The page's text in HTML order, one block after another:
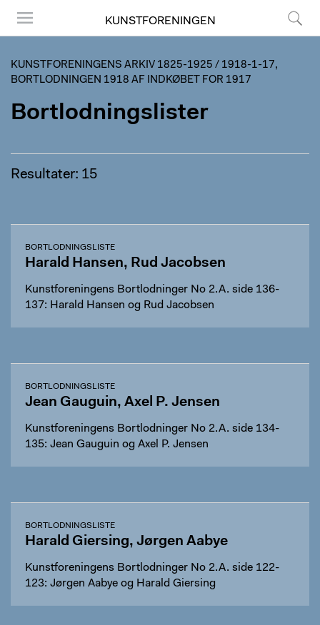
KUNSTFORENINGEN
KUNSTFORENINGENS ARKIV 1825-1925 / 1918-1-17,
BORTLODNINGEN 1918 AF INDKØBET FOR 1917
Bortlodningslister
Resultater: 15
BORTLODNINGSLISTE
Harald Hansen, Rud Jacobsen
Kunstforeningens Bortlodninger No 2.A. side 136-
137: Harald Hansen og Rud Jacobsen
BORTLODNINGSLISTE
Jean Gauguin, Axel P. Jensen
Kunstforeningens Bortlodninger No 2.A. side 134-
135: Jean Gauguin og Axel P. Jensen
BORTLODNINGSLISTE
Harald Giersing, Jørgen Aabye
Kunstforeningens Bortlodninger No 2.A. side 122-
123: Jørgen Aabye og Harald Giersing